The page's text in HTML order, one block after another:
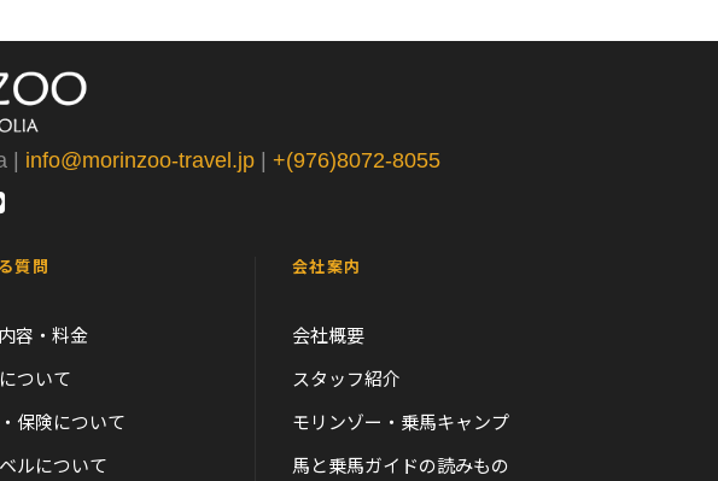
| info@morinzoo-travel.jp | +(976)8072-8055
質問
容・料金
ついて
保険について
ルについて
会社案内
会社概要
スタッフ紹介
モリンゾー・乗馬キャンプ
馬と乗馬ガイドの読みもの